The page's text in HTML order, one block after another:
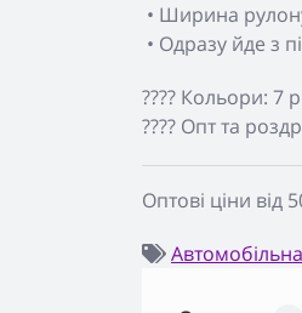
• Ширина
• Одразу йде з
???? Кольори: 7
???? Опт та
Оптові ціни від